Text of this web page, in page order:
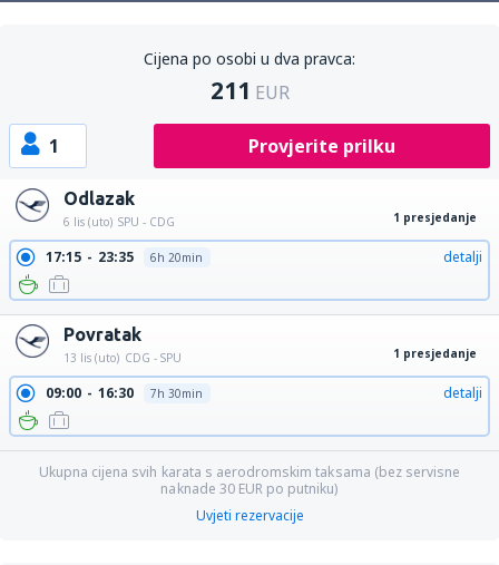
Cijena po osobi u dva pravca:
211 EUR
1 Provjerite prilku
Odlazak
6 lis (uto) SPU - CDG 1 presjedanje
17:15 23:35 6h 20min detalji
Povratak
13 lis (uto) CDG - SPU 1 presjedanje
09:00 16:30 7h 30min detalji
Ukupna cijena svih karata s aerodromskim taksama (bez servisne
naknade 30 EUR po putniku)
Uvjeti rezervacije